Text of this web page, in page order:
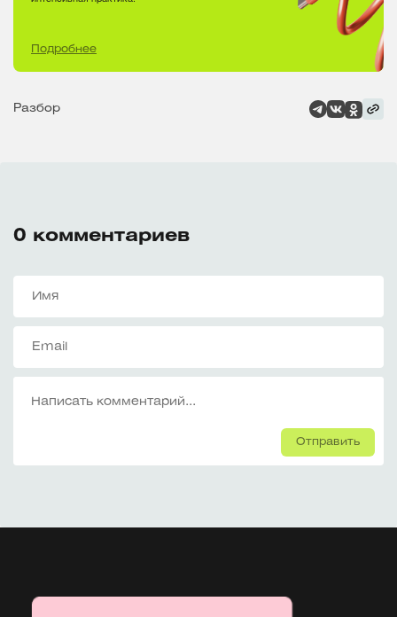
Подробнее
Разбор
0 комментариев
Отправить